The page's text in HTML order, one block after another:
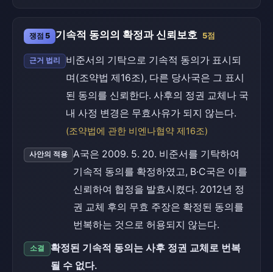
쟁점 5 기속적 동의의 확정과 신뢰보호 5점
근거 법리
비준서의 기탁으로 기속적 동의가 표시되
며(조약법 제16조), 다른 당사국은 그 표시
된 동의를 신뢰한다. 사후의 정권 교체나 국
내 사정 변경은 무효사유가 되지 않는다.
(조약법에 관한 비엔나협약 제16조)
사안의 적용
A국은 2009. 5. 20. 비준서를 기탁하여
기속적 동의를 확정하였고, B·C국은 이를
신뢰하여 협정을 발효시켰다. 2012년 정
권 교체 후의 무효 주장은 확정된 동의를
번복하는 것으로 허용되지 않는다.
소결
확정된 기속적 동의는 사후 정권 교체로 번복
될 수 없다.